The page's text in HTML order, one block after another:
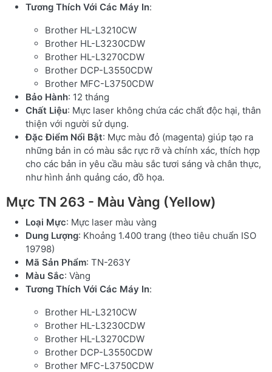
Tương Thích Với Các Máy In:
Brother HL-L3210CW
Brother HL-L3230CDW
Brother HL-L3270CDW
Brother DCP-L3550CDW
Brother MFC-L3750CDW
Bảo Hành: 12 tháng
Chất Liệu: Mực laser không chứa các chất độc hại, thân
thiện với người sử dụng.
Đặc Điểm Nổi Bật: Mực màu đỏ (magenta) giúp tạo ra
những bản in có màu sắc rực rỡ và chính xác, thích hợp
cho các bản in yêu cầu màu sắc tươi sáng và chân thực,
như hình ảnh quảng cáo, đồ họa.
Mực TN 263 - Màu Vàng (Yellow)
Loại Mực: Mực laser màu vàng
Dung Lượng: Khoảng 1.400 trang (theo tiêu chuẩn ISO
19798)
Mã Sản Phẩm: TN-263Y
Màu Sắc: Vàng
Tương Thích Với Các Máy In:
Brother HL-L3210CW
Brother HL-L3230CDW
Brother HL-L3270CDW
Brother DCP-L3550CDW
Brother MFC-L3750CDW